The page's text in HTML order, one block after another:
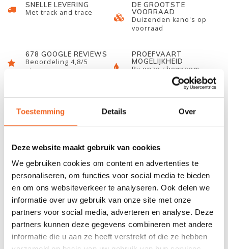
Toestemming Details Over
Deze website maakt gebruik van cookies
We gebruiken cookies om content en advertenties te
personaliseren, om functies voor social media te bieden
en om ons websiteverkeer te analyseren. Ook delen we
informatie over uw gebruik van onze site met onze
partners voor social media, adverteren en analyse. Deze
partners kunnen deze gegevens combineren met andere
informatie die u aan ze heeft verstrekt of die ze hebben
SNELLE LEVERING
Met track and trace
DE GROOTSTE
VOORRAAD
Duizenden kano's op
voorraad
678 GOOGLE REVIEWS
Beoordeling 4,8/5
sterren
PROEFVAART
MOGELIJKHEID
Bij onze showroom
INFORMATIE
Met de Prijon vlakke beugels kan een kajak eenvoudig
vervoerd worden. De kajak wordt op zijn onderkant op de
steunen gelegd en kan daarna vastgemaakt worden met
spanbanden. De beugels kunnen naar elkaar toe of van
elkaar af geschoven worden, afhankelijk van hoe breed de
kajak is. Een set bestaat uit vier beugels voor één kajak.
Deze beugel wordt bevestigd door de T-nut in het profiel